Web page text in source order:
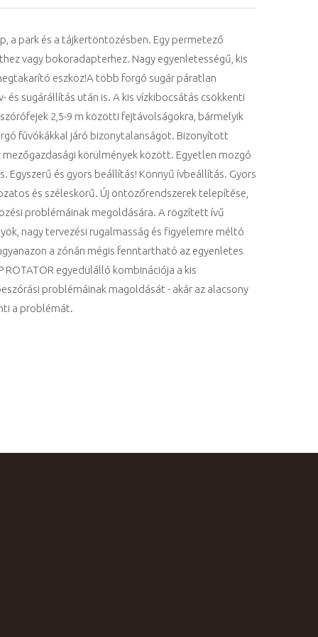
a park és a tájkertöntözésben. Egy permetező
vagy bokoradapterhez. Nagy egyenletességű, kis
eszköz!A több forgó sugár páratlan
sugárállítás után is. A kis vízkibocsátás csökkenti
2,5-9 m közötti fejtávolságokra, bármelyik
fúvókákkal járó bizonytalanságot. Bizonyított
körülmények között. Egyetlen mozgó
Egyszerű és gyors beállítás! Könnyű ívbeállítás. Gyors
és széleskörű. Új öntözőrendszerek telepítése,
problémáinak megoldására. A rögzített ívű
nagy tervezési rugalmasság és figyelemre méltó
a zónán mégis fenntartható az egyenletes
ROTATOR egyedülálló kombinációja a kis
problémáinak magoldását - akár az alacsony
a problémát.